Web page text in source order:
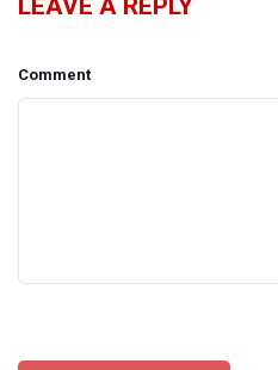
LEAVE A REPLY
Comment